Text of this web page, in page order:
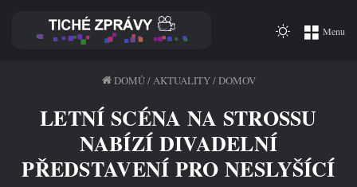
Menu
Switch
DOMŮ/ AKTUALITY/DOMOV
LETNÍ SCÉNA NA STROSSU
NABÍZÍ DIVADELNÍ
PŘEDSTAVENÍ PRO NESLYŠÍCÍ